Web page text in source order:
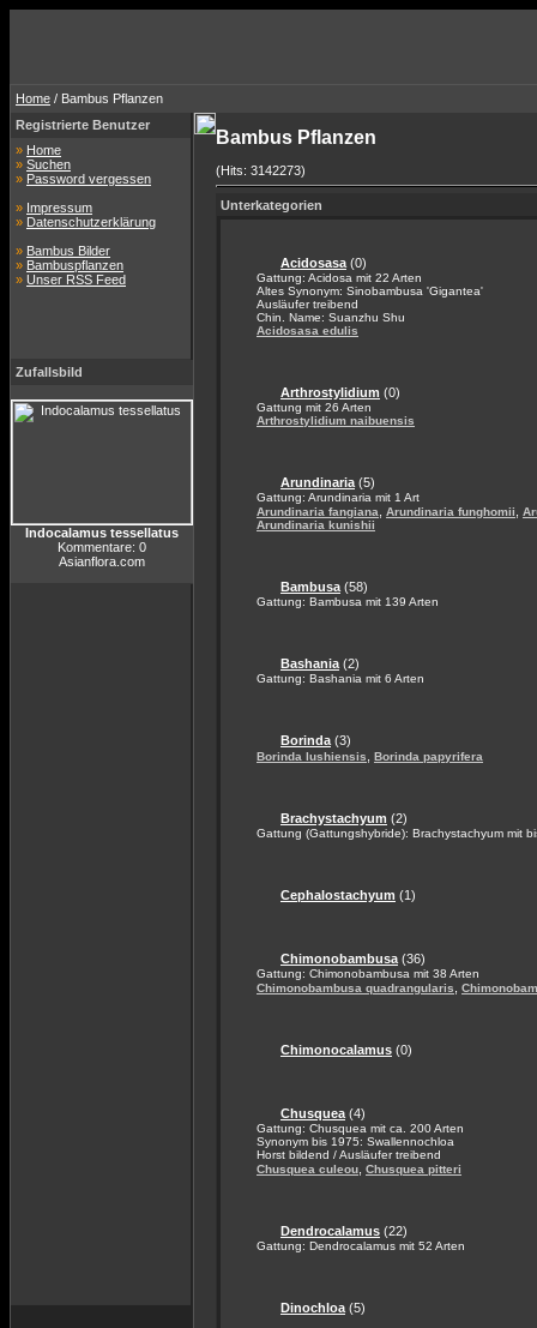
Home / Bambus Pflanzen
Registrierte Benutzer
» Home
» Suchen
» Password vergessen
» Impressum
» Datenschutzerklärung
» Bambus Bilder
» Bambuspflanzen
» Unser RSS Feed
Zufallsbild
Indocalamus tessellatus
Kommentare: 0
Asianflora.com
Bambus Pflanzen
(Hits: 3142273)
Unterkategorien
Acidosasa (0)
Gattung: Acidosa mit 22 Arten
Altes Synonym: Sinobambusa 'Gigantea'
Ausläufer treibend
Chin. Name: Suanzhu Shu
Acidosasa edulis
Arthrostylidium (0)
Gattung mit 26 Arten
Arthrostylidium naibuensis
Arundinaria (5)
Gattung: Arundinaria mit 1 Art
Arundinaria fangiana
Arundinaria funghomii
Arundinaria kunishii
Bambusa (58)
Gattung: Bambusa mit 139 Arten
Bashania (2)
Gattung: Bashania mit 6 Arten
Borinda (3)
Borinda lushiensis Borinda papyrifera
Brachystachyum (2)
Gattung (Gattungshybride): Brachystachyum mit
Cephalostachyum (1)
Chimonobambusa (36)
Gattung: Chimonobambusa mit 38 Arten
Chimonobambusa quadrangularis
Chimonocalamus (0)
Chusquea (4)
Gattung: Chusquea mit ca. 200 Arten
Synonym bis 1975: Swallennochloa
Horst bildend / Ausläufer treibend
Chusquea culeou Chusquea pitteri
Dendrocalamus (22)
Gattung: Dendrocalamus mit 52 Arten
Dinochloa (5)